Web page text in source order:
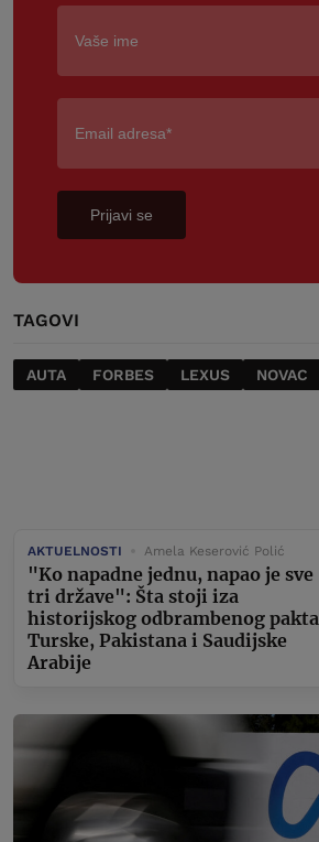
Prijavi se
TAGOVI
AUTA FORBES LEXUS NOVAC
AKTUELNOSTI Amela Keserović Polić
"Ko napadne jednu, napao je sve
tri države": Šta stoji iza
historijskog odbrambenog pakta
Turske, Pakistana i Saudijske
Arabije